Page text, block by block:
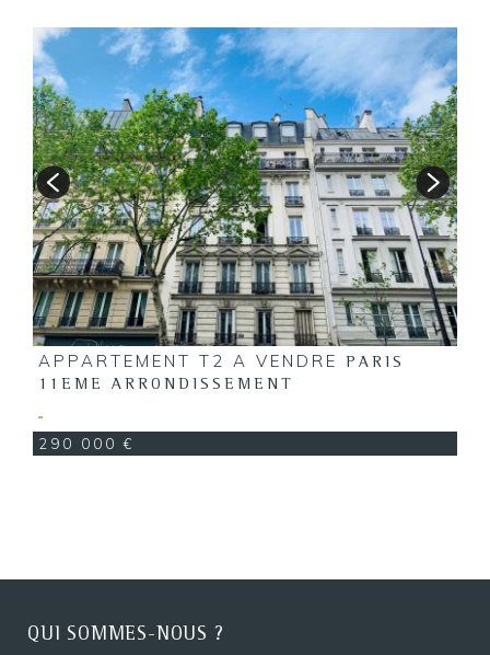
APPARTEMENT T2 A VENDRE
PARIS
11EME ARRONDISSEMENT
290 000 €
QUI SOMMES-NOUS ?